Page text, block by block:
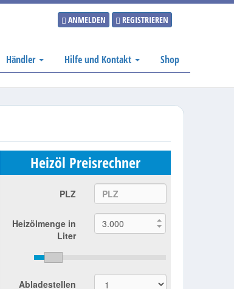
ANMELDEN REGISTRIEREN
Händler Hilfe und Kontakt Shop
Heizöl Preisrechner
PLZ
Heizölmenge in
Liter
Abladestellen